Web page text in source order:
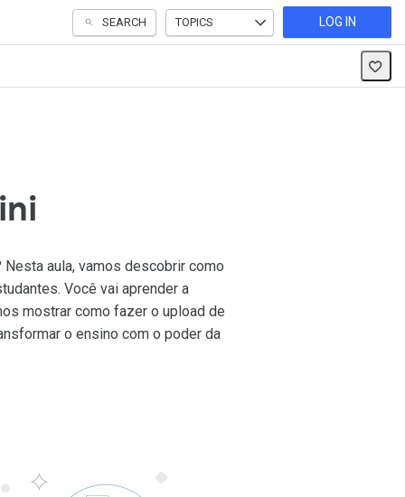
SEARCH TOPICS LOG IN
aula, vamos descobrir como
Você vai aprender a
mostrar como fazer o upload de
o ensino com o poder da